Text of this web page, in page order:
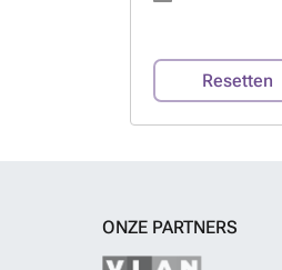
Resetten
ONZE PARTNERS